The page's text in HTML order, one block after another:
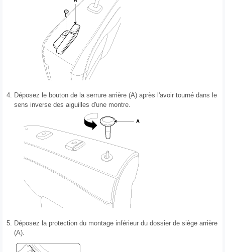
4. Déposez le bouton de la serrure arrière (A) après l'avoir tourné dans le
sens inverse des aiguilles d'une montre.
5. Déposez la protection du montage inférieur du dossier de siège arrière
(A).